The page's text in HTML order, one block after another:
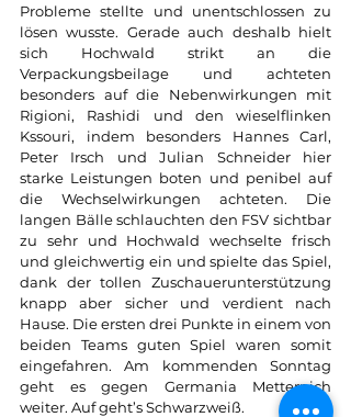
Probleme stellte und unentschlossen zu
lösen wusste. Gerade auch deshalb hielt
sich Hochwald strikt an die
Verpackungsbeilage und achteten
besonders auf die Nebenwirkungen mit
Rigioni, Rashidi und den wieselflinken
Kssouri, indem besonders Hannes Carl,
Peter Irsch und Julian Schneider hier
starke Leistungen boten und penibel auf
die Wechselwirkungen achteten. Die
langen Bälle schlauchten den FSV sichtbar
zu sehr und Hochwald wechselte frisch
und gleichwertig ein und spielte das Spiel,
dank der tollen Zuschauerunterstützung
knapp aber sicher und verdient nach
Hause. Die ersten drei Punkte in einem von
beiden Teams guten Spiel waren somit
eingefahren. Am kommenden Sonntag
geht es gegen Germania Metternich
weiter. Auf geht’s Schwarzweiß.